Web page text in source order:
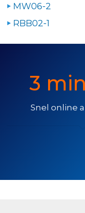
MW06-2
RBB02-1
3
Snel online